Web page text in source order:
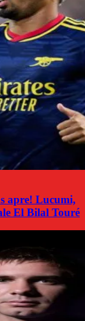
apre! Lucumi,
El Bilal Touré